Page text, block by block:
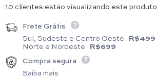
13 clientes estão visualizando este produto
Frete Grátis
Sul, Sudeste e Centro Oeste R$499
Norte e Nordeste R$699
Compra segura
Saiba mais